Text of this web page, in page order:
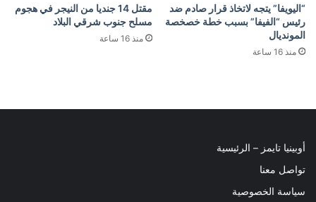
“اليويفا” يتجه لاتخاذ قرار صادم ضد
رئيس “الفيفا” بسبب خطة خصخصة
المونديال
منذ 16 ساعة
مقتل 14 جنديا من النيجر في هجوم
مسلح جنوب شرقي البلاد
منذ 16 ساعة
أوبينيا تايمز – الرئيسية
تواصل معنا
سياسة الخصوصية